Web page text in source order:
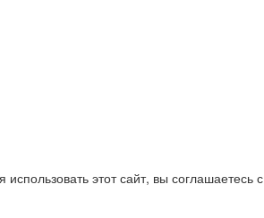
этот сайт, вы соглашаетесь